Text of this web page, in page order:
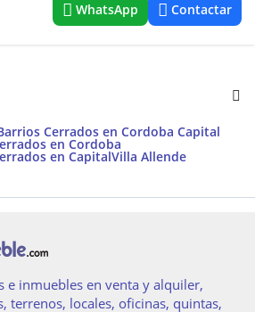
WhatsApp Contactar
Cerrados en Cordoba Capital
en Cordoba
en CapitalVilla Allende
e inmuebles en venta y alquiler,
terrenos, locales, oficinas, quintas,